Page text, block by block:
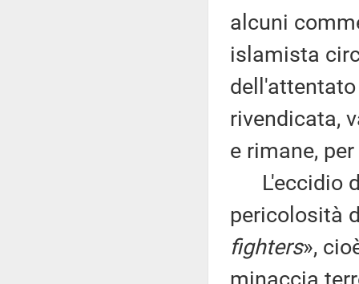
alcuni
islamista
rivendicata,
e rimane,
L'eccidio
pericolosità
fighters»,